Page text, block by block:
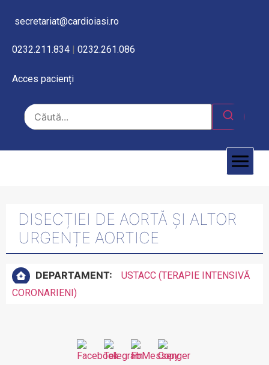
secretariat@cardioiasi.ro
0232.211.834 0232.261.086
Acces pacienți
DISECȚIEI DE AORTĂ ȘI ALTOR
URGENȚE AORTICE
DEPARTAMENT:
USTACC (TERAPIE INTENSIVĂ
CORONARIENI)